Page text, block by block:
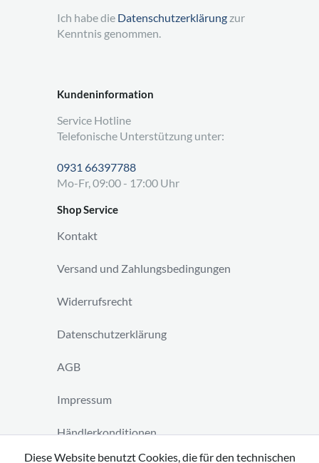
Kundeninformation
Service Hotline
Telefonische Unterstützung unter:
0931 66397788
Mo-Fr, 09:00 - 17:00 Uhr
Shop Service
Kontakt
Versand und Zahlungsbedingungen
Widerrufsrecht
Datenschutzerklärung
AGB
Impressum
Händlerkonditionen
Ich habe die Datenschutzerklärung zur
Kenntnis genommen.
Diese Website benutzt Cookies, die für den technischen